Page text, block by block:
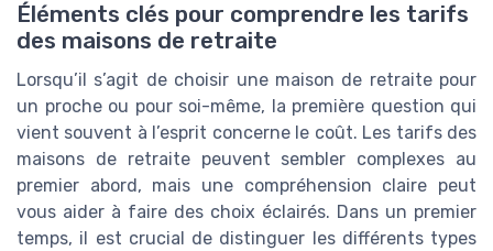
Éléments clés pour comprendre les tarifs
des maisons de retraite
Lorsqu’il s’agit de choisir une maison de retraite pour
un proche ou pour soi-même, la première question qui
vient souvent à l’esprit concerne le coût. Les tarifs des
maisons de retraite peuvent sembler complexes au
premier abord, mais une compréhension claire peut
vous aider à faire des choix éclairés. Dans un premier
temps, il est crucial de distinguer les différents types